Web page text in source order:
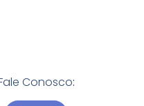
Conosco: